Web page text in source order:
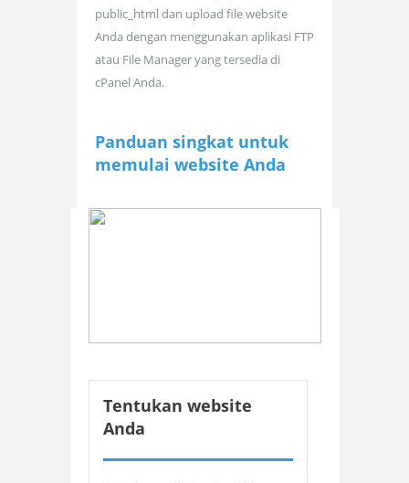
public_html dan upload file website
Anda dengan menggunakan aplikasi FTP
atau File Manager yang tersedia di
cPanel Anda.
Panduan singkat untuk
memulai website Anda
Tentukan website
Anda